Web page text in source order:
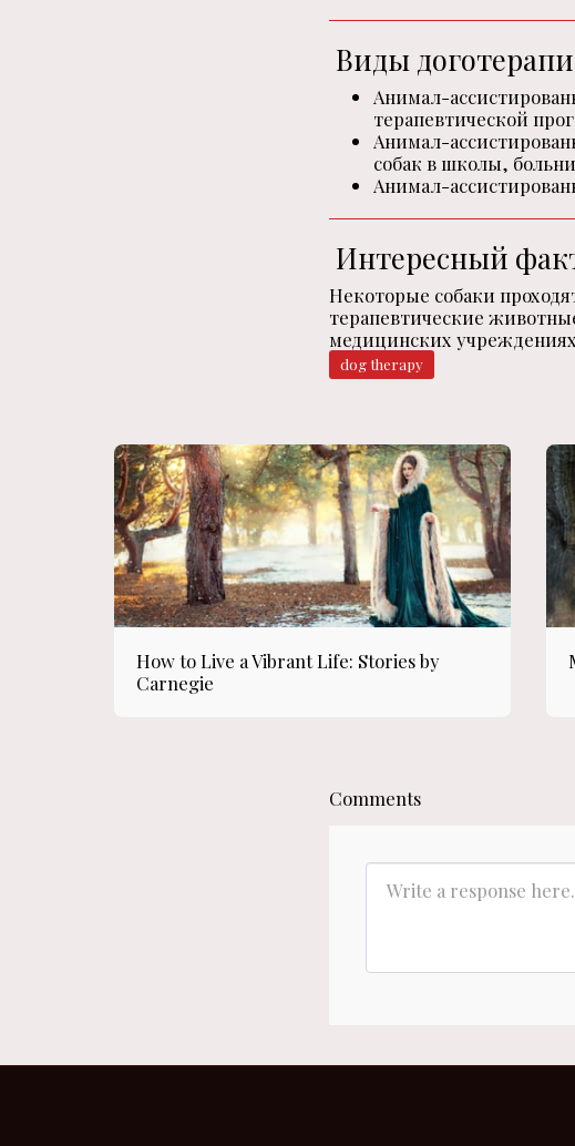
Виды
Анимал-
терапевтической
Анимал-
собак в школы,
Анимал-
Интересный
Некоторые собаки
терапевтические
медицинских
dog therapy
How to Live a Vibrant Life: Stories by
Carnegie
Comments